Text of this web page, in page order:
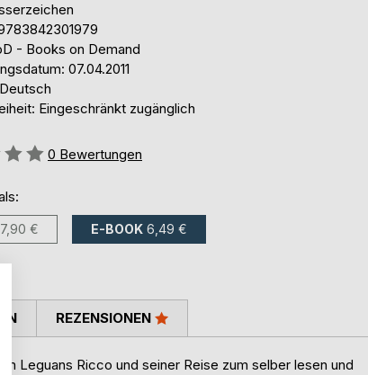
- Books on Demand
07.04.2011
Eingeschränkt zugänglich
0 Bewertungen
7,90 € E-BOOK 6,49 €
Leguans Ricco und seiner Reise zum selber lesen und
REZENSIONEN